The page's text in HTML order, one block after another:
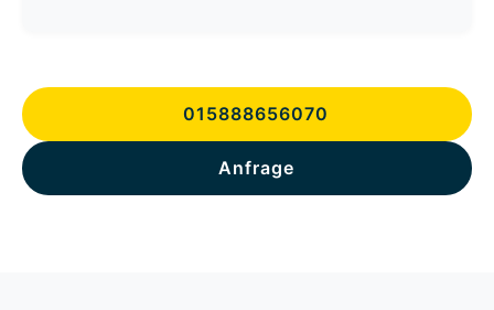
015888656070
Anfrage